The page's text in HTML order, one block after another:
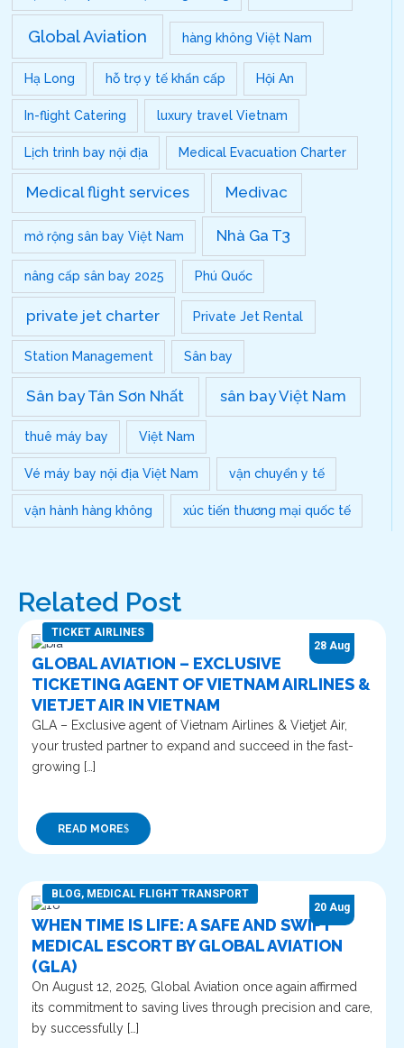
Global Aviation hàng không Việt Nam
Hạ Long hỗ trợ y tế khẩn cấp Hội An
In-flight Catering luxury travel Vietnam
Lịch trình bay nội địa Medical Evacuation Charter
Medical flight services Medivac
mở rộng sân bay Việt Nam Nhà Ga T3
nâng cấp sân bay 2025 Phú Quốc
private jet charter Private Jet Rental
Station Management Sân bay
Sân bay Tân Sơn Nhất sân bay Việt Nam
thuê máy bay Việt Nam
Vé máy bay nội địa Việt Nam vận chuyển y tế
vận hành hàng không xúc tiến thương mại quốc tế
Related Post
28 Aug
TICKET AIRLINES
GLOBAL AVIATION – EXCLUSIVE
TICKETING AGENT OF VIETNAM AIRLINES &
VIETJET AIR IN VIETNAM
GLA – Exclusive agent of Vietnam Airlines & Vietjet Air,
your trusted partner to expand and succeed in the fast-
growing […]
READ MORE
20 Aug
BLOG, MEDICAL FLIGHT TRANSPORT
WHEN TIME IS LIFE: A SAFE AND SWIFT
MEDICAL ESCORT BY GLOBAL AVIATION
(GLA)
On August 12, 2025, Global Aviation once again affirmed
its commitment to saving lives through precision and care,
by successfully […]